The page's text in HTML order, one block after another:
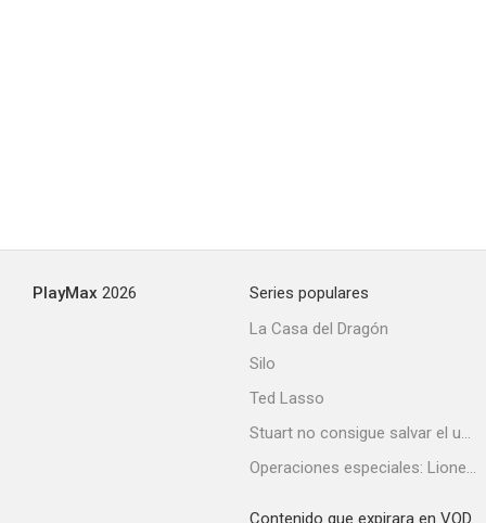
PlayMax 2026
Series populares
La Casa del Dragón
Silo
Ted Lasso
Stuart no consigue salvar el universo
Operaciones especiales: Lioness
Contenido que expirara en VOD